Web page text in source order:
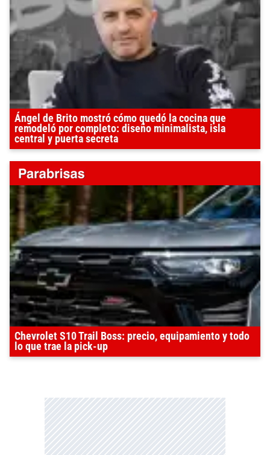
Ángel de Brito mostró cómo quedó la cocina que
remodeló por completo: diseño minimalista, isla
central y puerta secreta
Chevrolet S10 Trail Boss: precio, equipamiento y todo
lo que trae la pick-up